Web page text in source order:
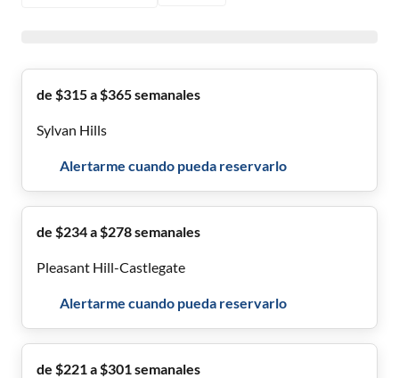
de $315 a $365 semanales
Sylvan Hills
Alertarme cuando pueda reservarlo
de $234 a $278 semanales
Pleasant Hill-Castlegate
Alertarme cuando pueda reservarlo
de $221 a $301 semanales